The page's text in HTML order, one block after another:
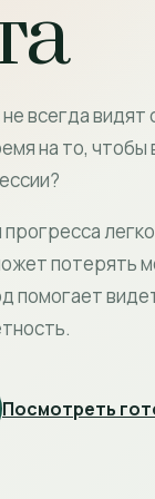
всегда видят
на то, чтобы
потерять
помогает
Посмотреть